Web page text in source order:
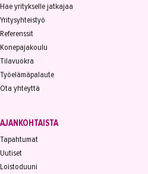
Hae yritykselle jatkajaa
Yritysyhteistyö
Referenssit
Konepajakoulu
Tilavuokra
Työelämäpalaute
Ota yhteyttä
AJANKOHTAISTA
Tapahtumat
Uutiset
Loistoduuni